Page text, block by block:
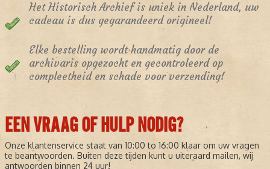
Het Historisch Archief is uniek in Nederland, uw
cadeau is dus gegarandeerd origineel!
Elke bestelling wordt handmatig door de
archivaris opgezocht en gecontroleerd op
compleetheid en schade voor verzending!
EEN VRAAG OF HULP NODIG?
Onze klantenservice staat van 10:00 to 16:00 klaar om uw vragen
te beantwoorden. Buiten deze tijden kunt u uiteraard mailen, wij
antwoorden binnen 24 uur!